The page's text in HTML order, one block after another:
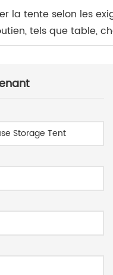
la tente selon les
tels que table,